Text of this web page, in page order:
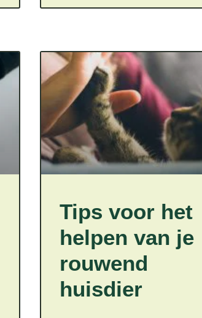
Tips voor het
helpen van je
rouwend
huisdier